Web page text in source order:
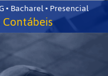
• Bacharel • Presencial